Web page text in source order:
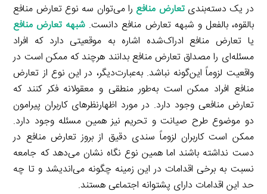
در یک دسته‌بندیتعارض منافع را می‌توان سه نوع تعارض منافع
بالقوه، بالفعل و شبهه تعارض منافع دانست. شبهه تعارض منافع
یا تعارض منافع ادراک‌شده اشاره به موقعیتی دارد که افراد
مسئله‌ای را مصداق تعارض منافع بدانند هرچند که ممکن است در
واقعیت لزوماً این‌گونه نباشد. به‌عبارت‌دیگر، در این نوع از تعارض
منافع افراد ممکن است به‌طور منطقی و معقولانه فکر کنند که
تعارض منافعی وجود دارد. در مورد اظهارنظرهای کاربران پیرامون
دو موضوع طرح صیانت و تحریم نیز همین مسئله وجود دارد.
ممکن است کاربران لزوماً سندی دقیق از بروز تعارض منافع در
دست نداشته باشند اما همین نوع نگاه نشان می‌دهد که جامعه
نسبت به برخی اقدامات در این زمینه چگونه می‌اندیشد و تا چه
حد این اقدامات دارای پشتوانه اجتماعی هستند.